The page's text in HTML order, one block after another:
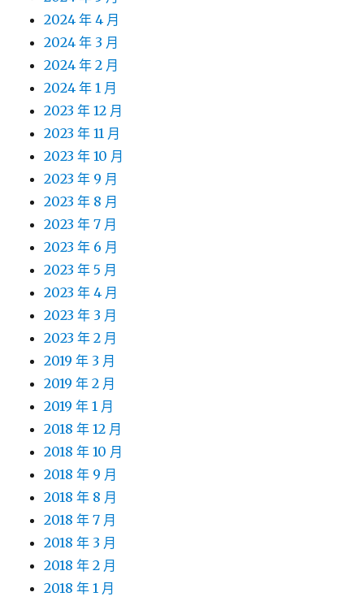
2024 年 4 月
2024 年 3 月
2024 年 2 月
2024 年 1 月
2023 年 12 月
2023 年 11 月
2023 年 10 月
2023 年 9 月
2023 年 8 月
2023 年 7 月
2023 年 6 月
2023 年 5 月
2023 年 4 月
2023 年 3 月
2023 年 2 月
2019 年 3 月
2019 年 2 月
2019 年 1 月
2018 年 12 月
2018 年 10 月
2018 年 9 月
2018 年 8 月
2018 年 7 月
2018 年 3 月
2018 年 2 月
2018 年 1 月